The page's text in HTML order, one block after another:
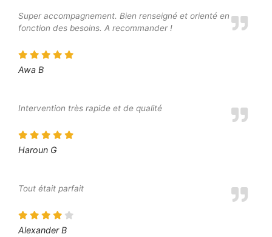
Super accompagnement. Bien renseigné et orienté en
fonction des besoins. A recommander !
Awa B
Intervention très rapide et de qualité
Haroun G
Tout était parfait
Alexander B